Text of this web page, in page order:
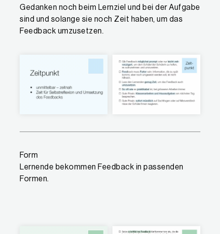
Gedanken noch beim Lernziel und bei der Aufgabe
sind und solange sie noch Zeit haben, um das
Feedback umzusetzen.
Form
Lernende bekommen Feedback in passenden
Formen.